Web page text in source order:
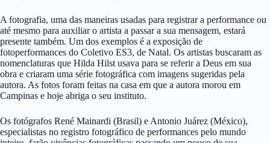
A fotografia, uma das maneiras usadas para registrar a performance ou
até mesmo para auxiliar o artista a passar a sua mensagem, estará
presente também. Um dos exemplos é a exposição de
fotoperformances do Coletivo ES3, de Natal. Os artistas buscaram as
nomenclaturas que Hilda Hilst usava para se referir a Deus em sua
obra e criaram uma série fotográfica com imagens sugeridas pela
autora. As fotos foram feitas na casa em que a autora morou em
Campinas e hoje abriga o seu instituto.
Os fotógrafos René Mainardi (Brasil) e Antonio Juárez (México),
especialistas no registro fotográfico de performances pelo mundo